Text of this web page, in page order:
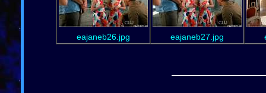
eajaneb26.jpg eajaneb27.jpg